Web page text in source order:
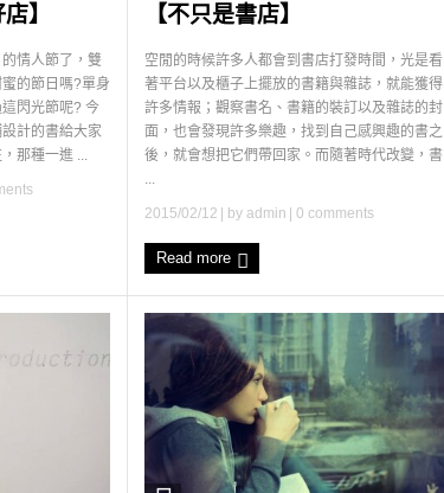
】
情人節了，雙
的節日嗎?單身
閃光節呢? 今
計的書給大家
那種一進 ...
【不只是書店】
空閒的時候許多人都會到書店打發時間，光是看
著平台以及櫃子上擺放的書籍與雜誌，就能獲得
許多情報；觀察書名、書籍的裝訂以及雜誌的封
面，也會發現許多樂趣，找到自己感興趣的書之
後，就會想把它們帶回家。而隨著時代改變，書
2015/02/12 | by admin | 0 comments
Read more